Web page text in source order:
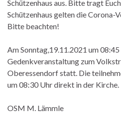
Schützenhaus aus. Bitte tragt
Schützenhaus gelten die Corona-
Bitte beachten!
Am Sonntag,19.11.2021 um
Gedenkveranstaltung zum
Oberessendorf statt. Die
um 08:30 Uhr direkt in der Kirche.
OSM M. Lämmle